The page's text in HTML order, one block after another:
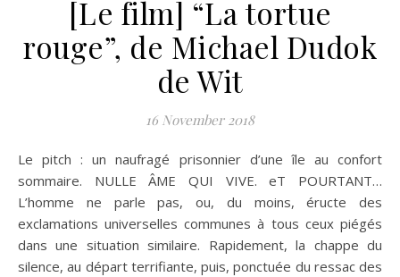
[Le film] “La tortue
rouge”, de Michael Dudok
de Wit
16 November 2018
Le pitch : un naufragé prisonnier d’une île au confort
sommaire. NULLE ÂME QUI VIVE. eT POURTANT…
L’homme ne parle pas, ou, du moins, éructe des
exclamations universelles communes à tous ceux piégés
dans une situation similaire. Rapidement, la chappe du
silence, au départ terrifiante, puis, ponctuée du ressac des